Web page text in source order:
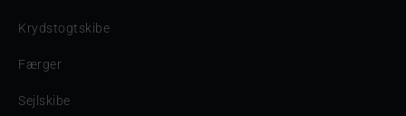
Krydstogtskibe
Færger
Sejlskibe